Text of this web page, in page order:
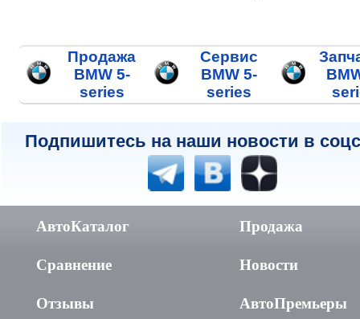
Продажа
BMW 5-
series
Сервис
BMW 5-
series
Подпишитесь на наши новости в
АвтоКаталог
Сравнение
Отзывы
Продажа
Новости
АвтоПремьеры